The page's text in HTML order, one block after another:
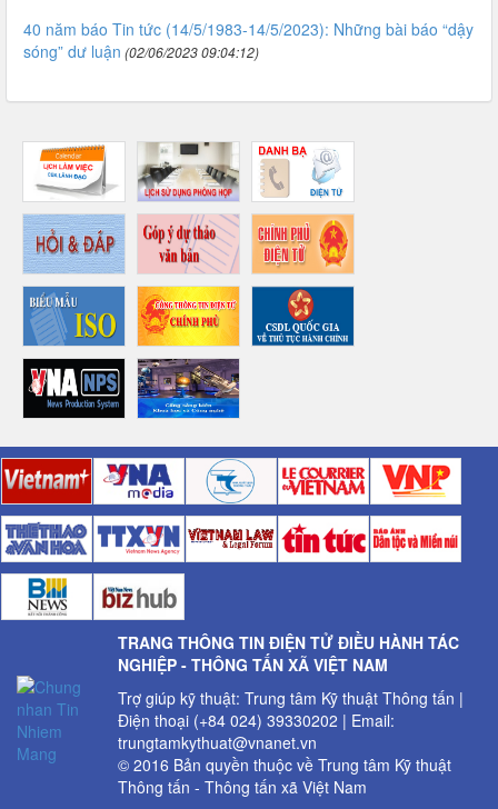
40 năm báo Tin tức (14/5/1983-14/5/2023): Những bài báo “dậy
sóng” dư luận (02/06/2023 09:04:12)
TRANG THÔNG TIN ĐIỆN TỬ ĐIỀU HÀNH TÁC
NGHIỆP - THÔNG TẤN XÃ VIỆT NAM
Trợ giúp kỹ thuật: Trung tâm Kỹ thuật Thông tấn |
Điện thoại (+84 024) 39330202 | Email:
trungtamkythuat@vnanet.vn
© 2016 Bản quyền thuộc về Trung tâm Kỹ thuật
Thông tấn - Thông tấn xã Việt Nam